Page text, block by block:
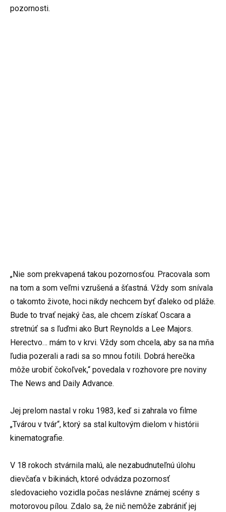
pozornosti.
„Nie som prekvapená takou pozornosťou. Pracovala som
na tom a som veľmi vzrušená a šťastná. Vždy som snívala
o takomto živote, hoci nikdy nechcem byť ďaleko od pláže.
Bude to trvať nejaký čas, ale chcem získať Oscara a
stretnúť sa s ľuďmi ako Burt Reynolds a Lee Majors.
Herectvo… mám to v krvi. Vždy som chcela, aby sa na mňa
ľudia pozerali a radi sa so mnou fotili. Dobrá herečka
môže urobiť čokoľvek,“ povedala v rozhovore pre noviny
The News and Daily Advance.
Jej prelom nastal v roku 1983, keď si zahrala vo filme
„Tvárou v tvár“, ktorý sa stal kultovým dielom v histórii
kinematografie.
V 18 rokoch stvárnila malú, ale nezabudnuteľnú úlohu
dievčaťa v bikinách, ktoré odvádza pozornosť
sledovacieho vozidla počas neslávne známej scény s
motorovou pílou. Zdalo sa, že nič nemôže zabrániť jej